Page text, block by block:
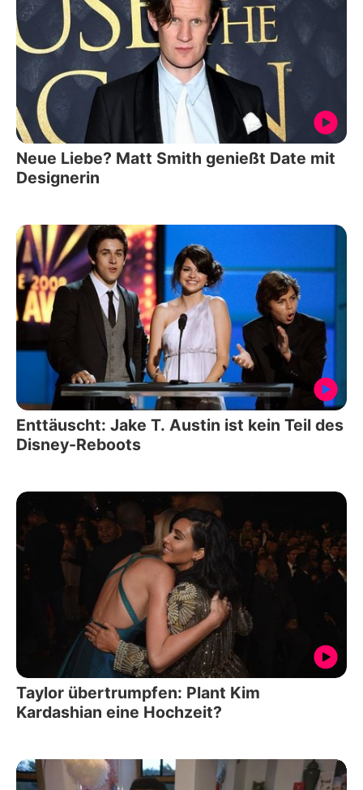
Neue Liebe? Matt Smith genießt Date mit
Designerin
Enttäuscht: Jake T. Austin ist kein Teil des
Disney-Reboots
Taylor übertrumpfen: Plant Kim
Kardashian eine Hochzeit?